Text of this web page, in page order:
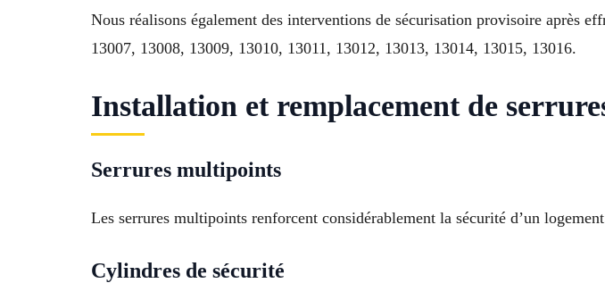
Nous réalisons également des interventions de sécurisation provisoire après
13007, 13008, 13009, 13010, 13011, 13012, 13013, 13014, 13015, 13016.
Installation et remplacement de
Serrures multipoints
Les serrures multipoints renforcent considérablement la sécurité d’un
Cylindres de sécurité